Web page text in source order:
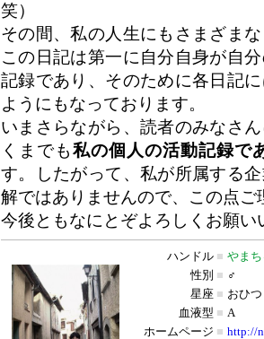
笑）
その間、私の人生にもさまざま
この日記は第一に自分自身が自
記録であり、そのために各日記
ようにもなっております。
いまさらながら、読者のみなさ
くまでも私の個人の活動記録で
す。したがって、私が所属する
解ではありませんので、この点
今後ともなにとぞよろしくお願い
ハンドル ■ やま
性別 ■ ♂
星座 ■ おひ
血液型 ■ A
ホームページ ■ http://